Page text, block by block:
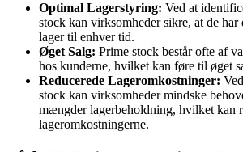
Optimal Lagerstyring: Ved at
stock kan virksomheder sikre, at de har
lager til enhver tid.
Øget Salg: Prime stock består ofte af
hos kunderne, hvilket kan føre til øget
Reducerede Lageromkostninger:
stock kan virksomheder mindske
mængder lagerbeholdning, hvilket kan
lageromkostningerne.